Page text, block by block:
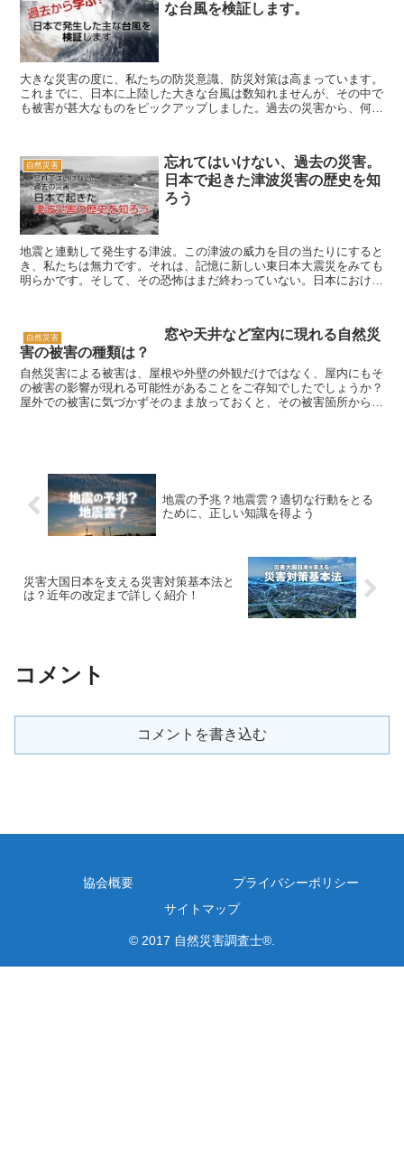
な台風を検証します。
大きな災害の度に、私たちの防災意識、防災対策は高まっています。
これまでに、日本に上陸した大きな台風は数知れませんが、その中で
も被害が甚大なものをピックアップしました。過去の災害から、何を
自然災害
忘れてはいけない、過去の災害。
日本で起きた津波災害の歴史を知
ろう
地震と連動して発生する津波。この津波の威力を目の当たりにすると
き、私たちは無力です。それは、記憶に新しい東日本大震災をみても
明らかです。そして、その恐怖はまだ終わっていない。日本における
自然災害
窓や天井など室内に現れる自然災
害の被害の種類は？
自然災害による被害は、屋根や外壁の外観だけではなく、屋内にもそ
の被害の影響が現れる可能性があることをご存知でしたでしょうか？
屋外での被害に気づかずそのまま放っておくと、その被害箇所から雨
地震の予兆？地震雲？適切な行動をとる
ために、正しい知識を得よう
災害大国日本を支える災害対策基本法と
は？近年の改定まで詳しく紹介！
コメント
コメントを書き込む
協会概要
プライバシーポリシー
サイトマップ
© 2017 自然災害調査士®.